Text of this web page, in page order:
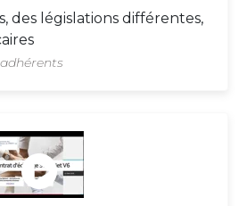
des législations différentes,